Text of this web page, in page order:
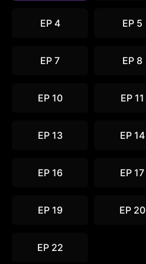
EP 4 EP 5
EP 7 EP 8
EP 10 EP 11
EP 13 EP 14
EP 16 EP 17
EP 19 EP 20
EP 22